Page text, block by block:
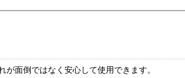
面倒ではなく安心して使用できます。